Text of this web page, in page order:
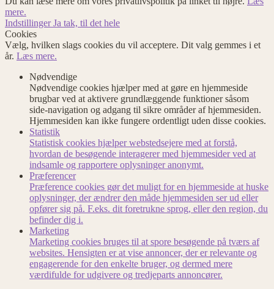
mere.
IndstillingerJa tak, til det hele
Cookies
Vælg, hvilken slags cookies du vil acceptere. Dit valg gemmes i et
år. Læs mere.
Nødvendige
Nødvendige cookies hjælper med at gøre en hjemmeside
brugbar ved at aktivere grundlæggende funktioner såsom
side-navigation og adgang til sikre områder af hjemmesiden.
Hjemmesiden kan ikke fungere ordentligt uden disse cookies.
Statistik
Statistisk cookies hjælper webstedsejere med at forstå,
hvordan de besøgende interagerer med hjemmesider ved at
indsamle og rapportere oplysninger anonymt.
Præferencer
Præference cookies gør det muligt for en hjemmeside at huske
oplysninger, der ændrer den måde hjemmesiden ser ud eller
opfører sig på. F.eks. dit foretrukne sprog, eller den region, du
befinder dig i.
Marketing
Marketing cookies bruges til at spore besøgende på tværs af
websites. Hensigten er at vise annoncer, der er relevante og
engagerende for den enkelte bruger, og dermed mere
værdifulde for udgivere og tredjeparts annoncører.